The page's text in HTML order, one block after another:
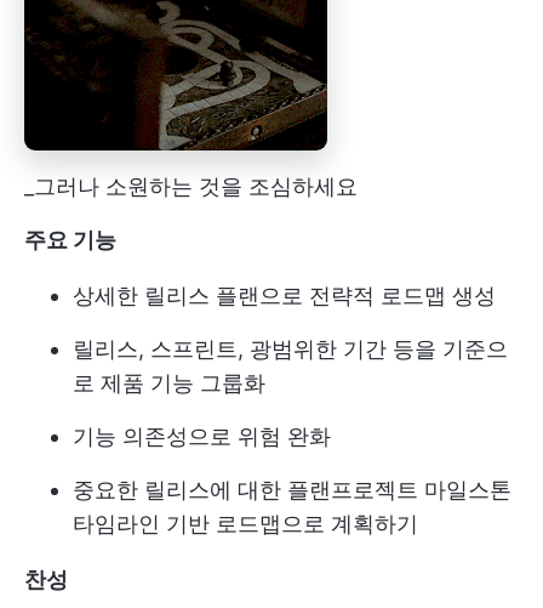
_그러나 소원하는 것을 조심하세요
주요 기능
상세한 릴리스 플랜으로 전략적 로드맵 생성
릴리스, 스프린트, 광범위한 기간 등을 기준으
로 제품 기능 그룹화
기능 의존성으로 위험 완화
중요한 릴리스에 대한 플랜프로젝트 마일스톤
타임라인 기반 로드맵으로 계획하기
찬성